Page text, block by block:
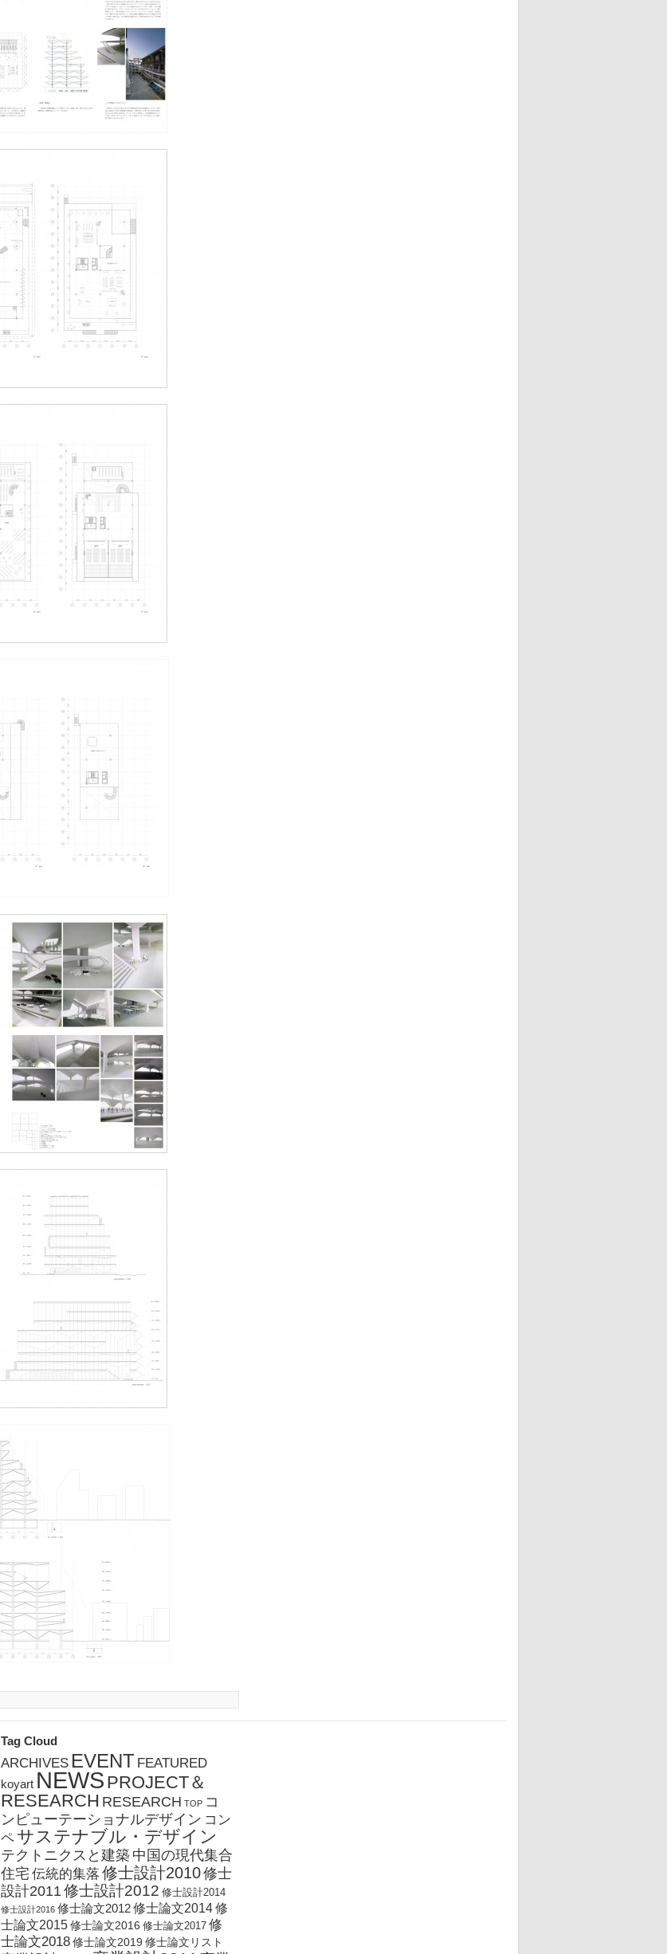
Tag Cloud
ARCHIVES EVENT FEATURED
koyart NEWS PROJECT＆
RESEARCH RESEARCH TOP コ
ンピューテーショナルデザイン コン
ペ サステナブル・デザイン
テクトニクスと建築 中国の現代集合
住宅 伝統的集落 修士設計2010修士
設計2011修士設計2012 修士設計2014
修士設計2016 修士論文2012修士論文2014修
士論文2015修士論文2016 修士論文2017 修
士論文2018修士論文2019 修士論文リスト